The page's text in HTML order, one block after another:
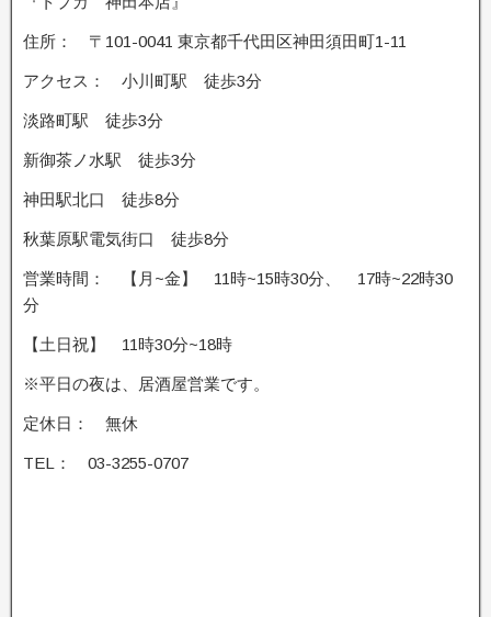
住所： 〒101-0041 東京都千代田区神田須田町1-11
アクセス： 小川町駅 徒歩3分
淡路町駅 徒歩3分
新御茶ノ水駅 徒歩3分
神田駅北口 徒歩8分
秋葉原駅電気街口 徒歩8分
営業時間： 【月~金】 11時~15時30分、 17時~22時30
分
【土日祝】 11時30分~18時
※平日の夜は、居酒屋営業です。
定休日： 無休
TEL： 03-3255-0707